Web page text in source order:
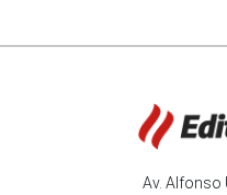
Av. Alfonso